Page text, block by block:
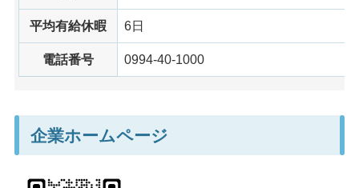
平均有給休暇 6日
電話番号 0994-40-1000
企業ホームページ